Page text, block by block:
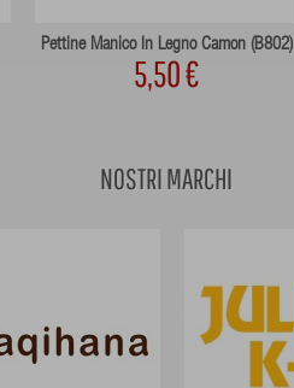
Pettine Manico In Legno Camon (B802)
5,50 €
NOSTRI MARCHI